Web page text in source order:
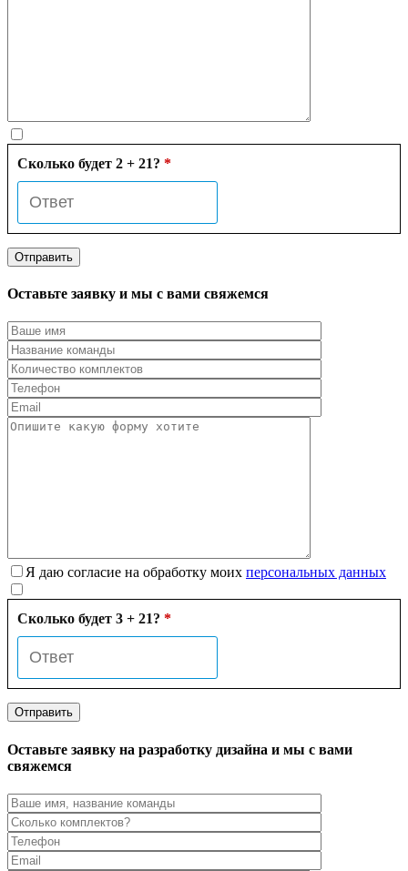
Сколько будет 2 + 21? *
Оставьте заявку и мы с вами свяжемся
Я даю согласие на обработку моих персональных данных
Сколько будет 3 + 21? *
Оставьте заявку на разработку дизайна и мы с вами
свяжемся